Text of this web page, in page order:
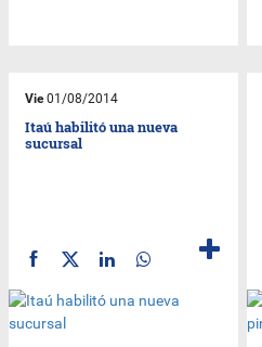
Vie01/08/2014
Itaú habilitó una nueva
sucursal